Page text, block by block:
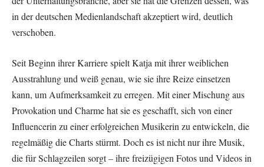
in der deutschen Medienlandschaft akzeptiert wird, deutlich
verschoben.
Seit Beginn ihrer Karriere spielt Katja mit ihrer weiblichen
Ausstrahlung und weiß genau, wie sie ihre Reize einsetzen
kann, um Aufmerksamkeit zu erregen. Mit einer Mischung aus
Provokation und Charme hat sie es geschafft, sich von einer
Influencerin zu einer erfolgreichen Musikerin zu entwickeln, die
regelmäßig die Charts stürmt. Doch es ist nicht nur ihre Musik,
die für Schlagzeilen sorgt – ihre freizügigen Fotos und Videos in